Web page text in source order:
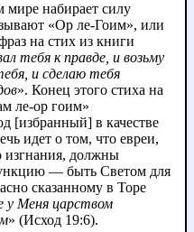
мире набирает силу
«Ор ле-Гоим», или
на стих из книги
тебя к правде, и возьму
и сделаю тебя
». Конец этого стиха на
ле-ор гоим»
идет о том, что евреи,
изгнания, должны
— быть Светом для
сказанному в Торе
у Меня царством
» (Исход 19:6).